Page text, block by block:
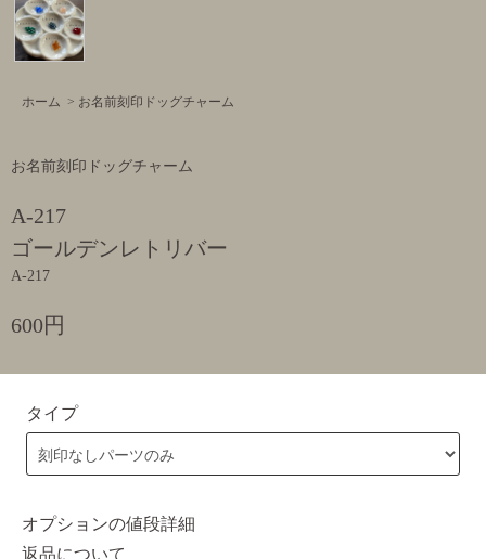
ホーム > お名前刻印ドッグチャーム
お名前刻印ドッグチャーム
A-217
ゴールデンレトリバー
A-217
600円
タイプ
オプションの値段詳細
返品について